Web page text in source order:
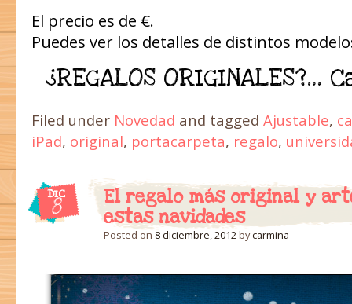
El precio es de €.
Puedes ver los detalles de distintos
¿REGALOS
Filed under Novedad and tagged Ajustable,
iPad, original, portacarpeta, regalo,
DIC
8
El regalo más original y
estas navidades
Posted on 8 diciembre, 2012bycarmina